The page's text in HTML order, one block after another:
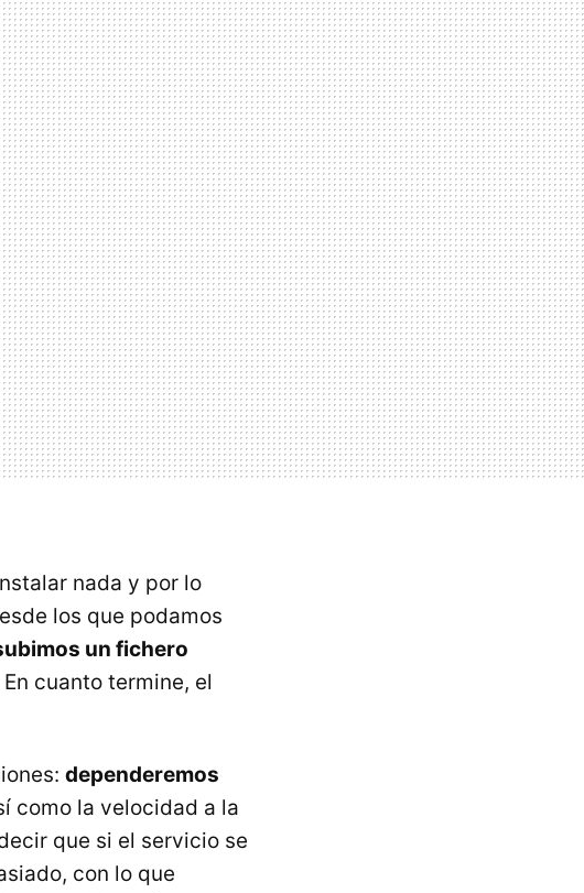
nada y por lo
los que podamos
un fichero
En cuanto termine, el
dependeremos
como la velocidad a la
que si el servicio se
con lo que